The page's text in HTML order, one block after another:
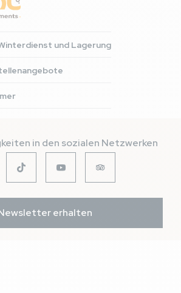
und Lagerung
in den sozialen Netzwerken
erhalten